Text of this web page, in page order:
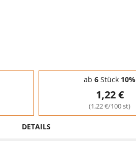
ab 6 Stück 10%
1,22 €
(1,22 €/100 st)
DETAILS